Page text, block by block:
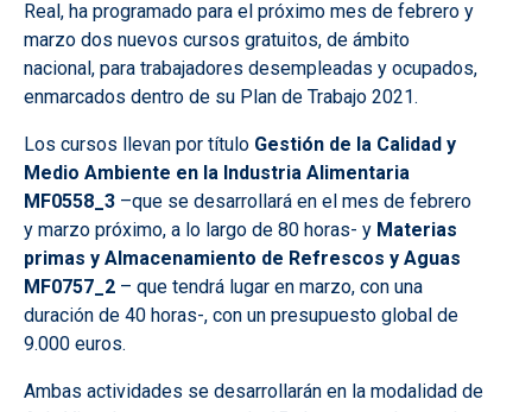
Real, ha programado para el próximo mes de febrero y
marzo dos nuevos cursos gratuitos, de ámbito
nacional, para trabajadores desempleadas y ocupados,
enmarcados dentro de su Plan de Trabajo 2021.
Los cursos llevan por título Gestión de la Calidad y
Medio Ambiente en la Industria Alimentaria
MF0558_3 –que se desarrollará en el mes de febrero
y marzo próximo, a lo largo de 80 horas- y Materias
primas y Almacenamiento de Refrescos y Aguas
MF0757_2 – que tendrá lugar en marzo, con una
duración de 40 horas-, con un presupuesto global de
9.000 euros.
Ambas actividades se desarrollarán en la modalidad de